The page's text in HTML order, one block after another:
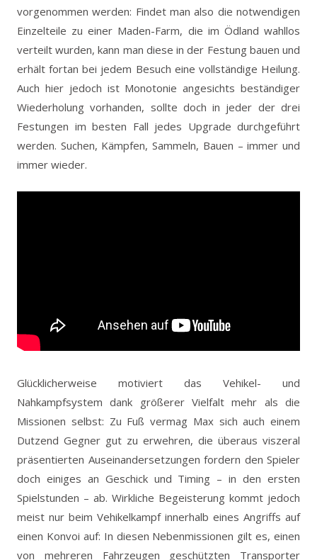
vorgenommen werden: Findet man also die notwendigen
Einzelteile zu einer Maden-Farm, die im Ödland wahllos
verteilt wurden, kann man diese in der Festung bauen und
erhält fortan bei jedem Besuch eine vollständige Heilung.
Auch hier jedoch ist Monotonie angesichts beständiger
Wiederholung vorhanden, sollte doch in jeder der drei
Festungen im besten Fall jedes Upgrade durchgeführt
werden. Suchen, Kämpfen, Sammeln, Bauen – immer und
immer wieder.
Glücklicherweise motiviert das Vehikel- und
Nahkampfsystem dank größerer Vielfalt mehr als die
Missionen selbst: Zu Fuß vermag Max sich auch einem
Dutzend Gegner gut zu erwehren, die überaus viszeral
präsentierten Auseinandersetzungen fordern den Spieler
doch einiges an Geschick und Timing – in den ersten
Spielstunden – ab. Wirkliche Begeisterung kommt jedoch
meist nur beim Vehikelkampf innerhalb eines Angriffs auf
einen Konvoi auf: In diesen Nebenmissionen gilt es, einen
von mehreren Fahrzeugen geschützten Transporter